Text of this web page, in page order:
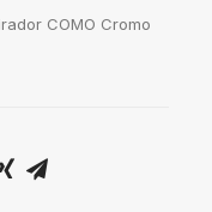
COMO Cromo